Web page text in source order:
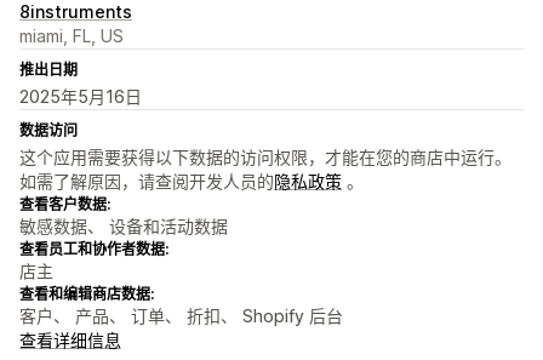
8instruments
miami, FL, US
推出日期
2025年5月16日
数据访问
这个应用需要获得以下数据的访问权限，才能在您的商店中运行。
如需了解原因，请查阅开发人员的隐私政策 。
查看客户数据:
敏感数据、 设备和活动数据
查看员工和协作者数据:
店主
查看和编辑商店数据:
客户、 产品、 订单、 折扣、 Shopify 后台
查看详细信息